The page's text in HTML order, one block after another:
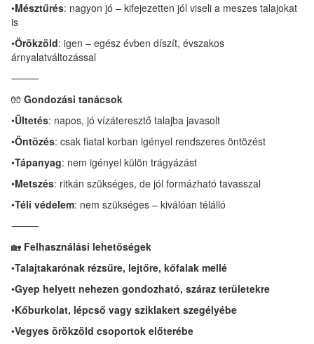
•Mésztűrés: nagyon jó – kifejezetten jól viseli a meszes talajokat
is
•Örökzöld: igen – egész évben díszít, évszakos
árnyalatváltozással
⸻
🧤 Gondozási tanácsok
•Ültetés: napos, jó vízáteresztő talajba javasolt
•Öntözés: csak fiatal korban igényel rendszeres öntözést
•Tápanyag: nem igényel külön trágyázást
•Metszés: ritkán szükséges, de jól formázható tavasszal
•Téli védelem: nem szükséges – kiválóan télálló
⸻
🏡 Felhasználási lehetőségek
•Talajtakarónak rézsűre, lejtőre, kőfalak mellé
•Gyep helyett nehezen gondozható, száraz területekre
•Kőburkolat, lépcső vagy sziklakert szegélyébe
•Vegyes örökzöld csoportok előterébe